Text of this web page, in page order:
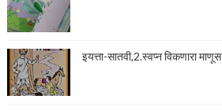
इयत्ता-सातवी,2.स्वप्न विकणारा माणूस